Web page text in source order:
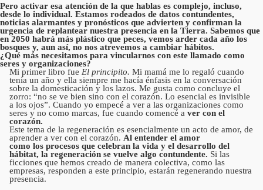
Pero activar esa atención de la que hablas es complejo, incluso,
desde lo individual. Estamos rodeados de datos contundentes,
noticias alarmantes y pronósticos que advierten y confirman la
urgencia de replantear nuestra presencia en la Tierra. Sabemos que
en 2050 habrá más plástico que peces, vemos arder cada año los
bosques y, aun así, no nos atrevemos a cambiar hábitos.
¿Qué más necesitamos para vincularnos con este llamado como
seres y organizaciones?
Mi primer libro fue El principito. Mi mamá me lo regaló cuando
tenía un año y ella siempre me hacía énfasis en la conversación
sobre la domesticación y los lazos. Me gusta como concluye el
zorro: “no se ve bien sino con el corazón. Lo esencial es invisible
a los ojos”. Cuando yo empecé a ver a las organizaciones como
seres y no como marcas, fue cuando comencé a ver con el
corazón.
Este tema de la regeneración es esencialmente un acto de amor, de
aprender a ver con el corazón. Al entender el amor
como los procesos que celebran la vida y el desarrollo del
hábitat, la regeneración se vuelve algo contundente. Si las
ficciones que hemos creado de manera colectiva, como las
empresas, responden a este principio, estarán regenerando nuestra
presencia.